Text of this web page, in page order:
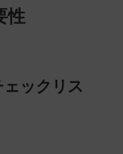
性
ックリス